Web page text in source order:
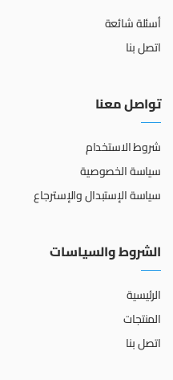
أسئلة شائعة
اتصل بنا
تواصل معنا
شروط الاستخدام
سياسة الخصوصية
سياسة الإستبدال والإسترجاع
الشروط والسياسات
الرئيسية
المنتجات
اتصل بنا